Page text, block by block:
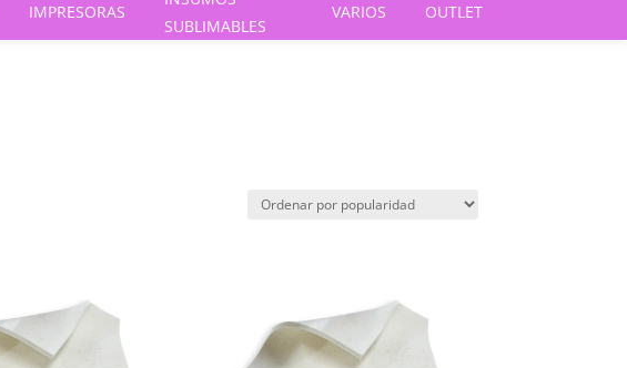
IMPRESORAS
SUBLIMABLES
VARIOS OUTLET